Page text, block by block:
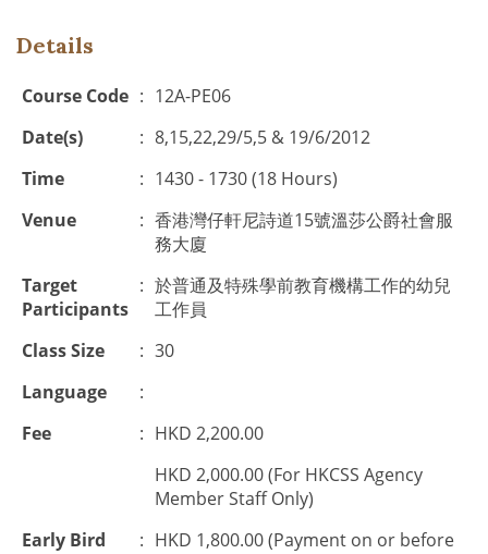
Details
Course Code : 12A-PE06
Date(s)
: 8,15,22,29/5,5 & 19/6/2012
Time
: 1430 - 1730 (18 Hours)
Venue
: 香港灣仔軒尼詩道15號溫莎公爵社會服
務大廈
Target
Participants
: 於普通及特殊學前教育機構工作的幼兒
工作員
Class Size
: 30
Language
:
Fee
: HKD 2,200.00
HKD 2,000.00 (For HKCSS Agency
Member Staff Only)
Early Bird
: HKD 1,800.00 (Payment on or before